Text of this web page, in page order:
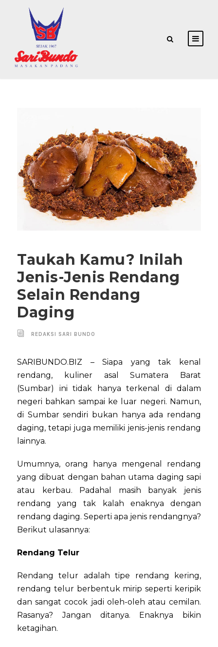
Taukah Kamu? Inilah
Jenis-Jenis Rendang
Selain Rendang
Daging
REDAKSI SARI BUNDO
SARIBUNDO.BIZ – Siapa yang tak kenal
rendang, kuliner asal Sumatera Barat
(Sumbar) ini tidak hanya terkenal di dalam
negeri bahkan sampai ke luar negeri. Namun,
di Sumbar sendiri bukan hanya ada rendang
daging, tetapi juga memiliki jenis-jenis rendang
lainnya.
Umumnya, orang hanya mengenal rendang
yang dibuat dengan bahan utama daging sapi
atau kerbau. Padahal masih banyak jenis
rendang yang tak kalah enaknya dengan
rendang daging. Seperti apa jenis rendangnya?
Berikut ulasannya:
Rendang Telur
Rendang telur adalah tipe rendang kering,
rendang telur berbentuk mirip seperti keripik
dan sangat cocok jadi oleh-oleh atau cemilan.
Rasanya? Jangan ditanya. Enaknya bikin
ketagihan.